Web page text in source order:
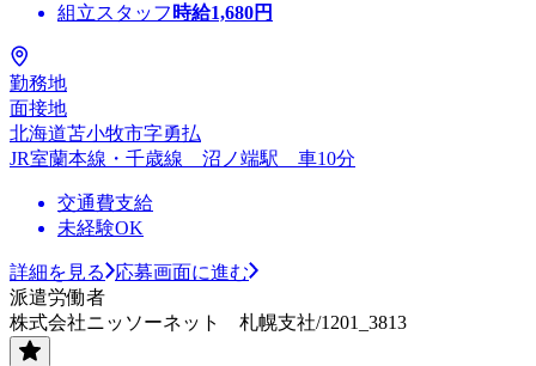
組立スタッフ 時給1,680円
勤務地
面接地
北海道苫小牧市字勇払
JR室蘭本線・千歳線 沼ノ端駅 車10分
交通費支給
未経験OK
詳細を見る
応募画面に進む
派遣労働者
株式会社ニッソーネット 札幌支社/1201_3813